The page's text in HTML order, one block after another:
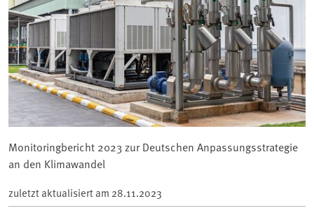
Monitoringbericht 2023 zur Deutschen Anpassungsstrategie
an den Klimawandel
zuletzt aktualisiert am 28.11.2023